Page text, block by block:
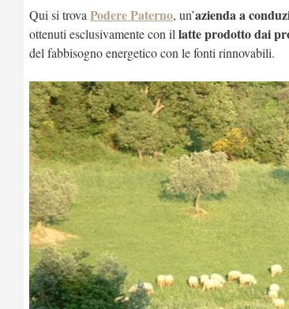
Qui si trova Podere Paterno, un’azienda a
ottenuti esclusivamente con il latte prodotto dai
del fabbisogno energetico con le fonti rinnovabili.